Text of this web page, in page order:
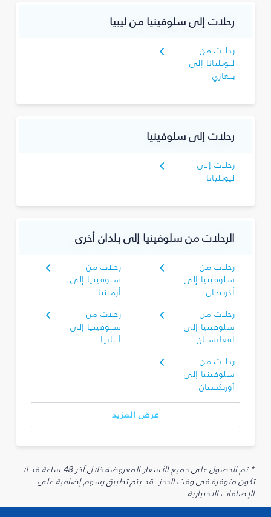
رحلات إلى سلوفينيا من ليبيا
رحلات من
ليوبليانا إلى
بنغازي
رحلات إلى سلوفينيا
رحلات إلى
ليوبليانا
الرحلات من سلوفينيا إلى بلدان أخرى
رحلات من
سلوفينيا إلى
أذربيجان
رحلات من
سلوفينيا إلى
أرمينيا
رحلات من
سلوفينيا إلى
أفغانستان
رحلات من
سلوفينيا إلى
ألبانيا
رحلات من
سلوفينيا إلى
أوزبكستان
عرض المزيد
* تم الحصول على جميع الأسعار المعروضة خلال آخر 48 ساعة قد لا
تكون متوفرة في وقت الحجز. قد يتم تطبيق رسوم إضافية على
الإضافات الاختيارية.